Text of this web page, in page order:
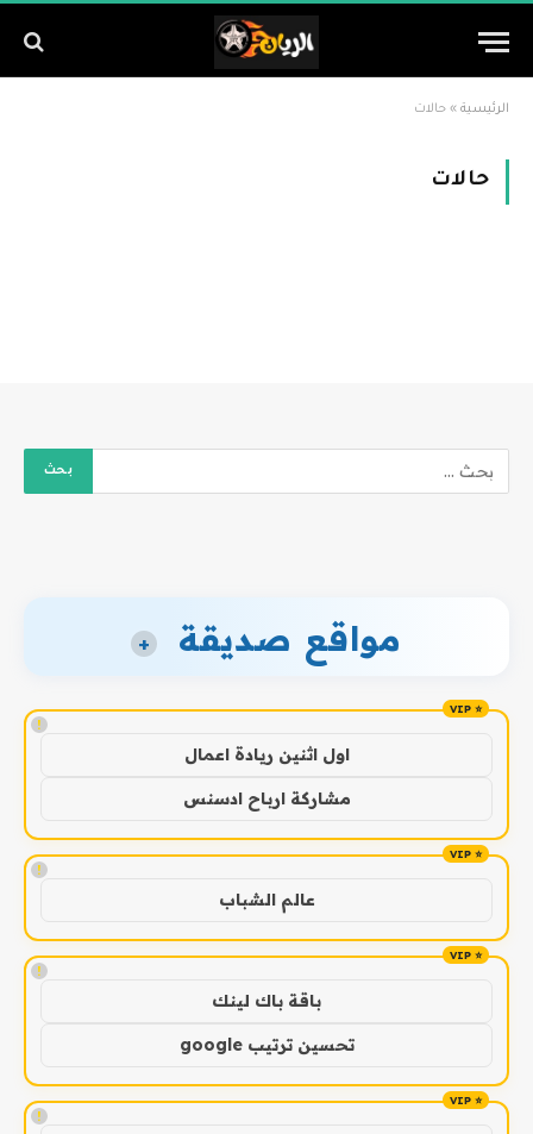
الرئيسية » حالات
حالات
مواقع صديقة +
!
اول اثنين ريادة اعمال
مشاركة ارباح ادسنس
!
عالم الشباب
!
باقة باك لينك
تحسين ترتيب google
!